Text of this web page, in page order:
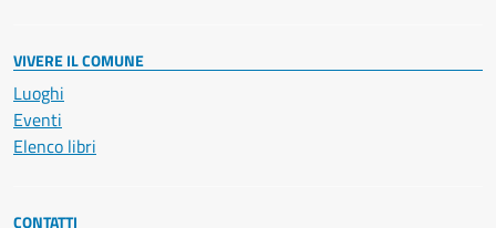
VIVERE IL COMUNE
Luoghi
Eventi
Elenco libri
CONTATTI